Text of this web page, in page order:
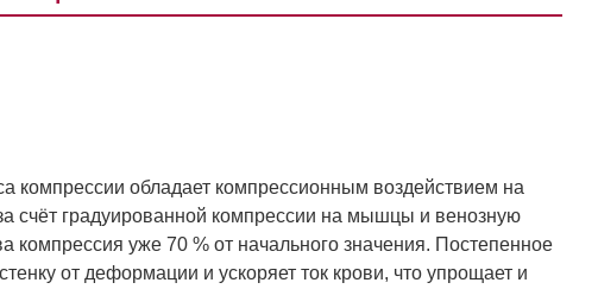
компрессии обладает компрессионным воздействием на
счёт градуированной компрессии на мышцы и венозную
компрессия уже 70 % от начального значения. Постепенное
от деформации и ускоряет ток крови, что упрощает и